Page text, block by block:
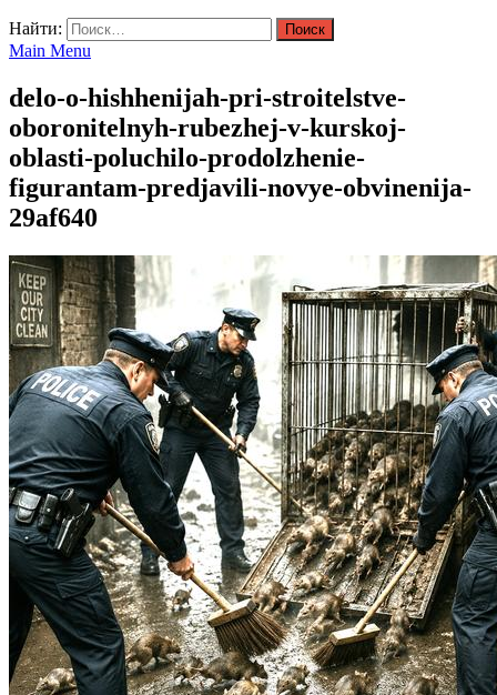
Найти:
Main Menu
delo-o-hishhenijah-pri-stroitelstve-
oboronitelnyh-rubezhej-v-kurskoj-
oblasti-poluchilo-prodolzhenie-
figurantam-predjavili-novye-obvinenija-
29af640